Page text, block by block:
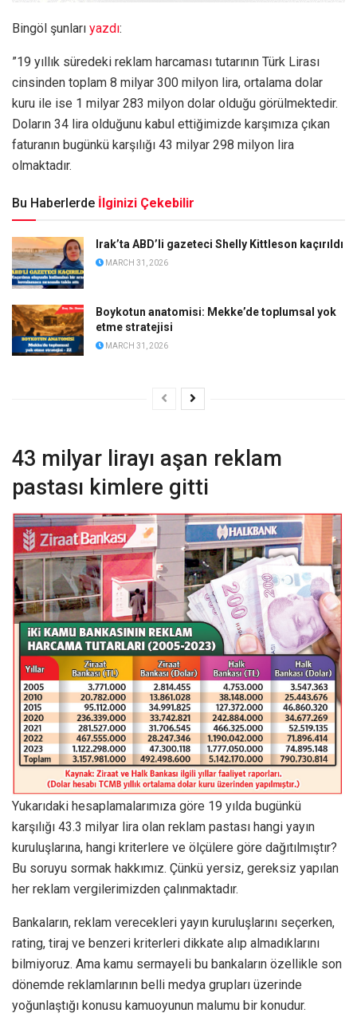
Bingöl şunları yazdı:
”19 yıllık süredeki reklam harcaması tutarının Türk Lirası
cinsinden toplam 8 milyar 300 milyon lira, ortalama dolar
kuru ile ise 1 milyar 283 milyon dolar olduğu görülmektedir.
Doların 34 lira olduğunu kabul ettiğimizde karşımıza çıkan
faturanın bugünkü karşılığı 43 milyar 298 milyon lira
olmaktadır.
Bu Haberlerde İlginizi Çekebilir
Irak’ta ABD’li gazeteci Shelly Kittleson kaçırıldı
MARCH 31, 2026
Boykotun anatomisi: Mekke’de toplumsal yok
etme stratejisi
MARCH 31, 2026
43 milyar lirayı aşan reklam
pastası kimlere gitti
Yukarıdaki hesaplamalarımıza göre 19 yılda bugünkü
karşılığı 43.3 milyar lira olan reklam pastası hangi yayın
kuruluşlarına, hangi kriterlere ve ölçülere göre dağıtılmıştır?
Bu soruyu sormak hakkımız. Çünkü yersiz, gereksiz yapılan
her reklam vergilerimizden çalınmaktadır.
Bankaların, reklam verecekleri yayın kuruluşlarını seçerken,
rating, tiraj ve benzeri kriterleri dikkate alıp almadıklarını
bilmiyoruz. Ama kamu sermayeli bu bankaların özellikle son
dönemde reklamlarının belli medya grupları üzerinde
yoğunlaştığı konusu kamuoyunun malumu bir konudur.